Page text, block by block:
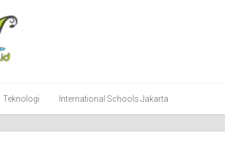
Teknologi International Schools Jakarta